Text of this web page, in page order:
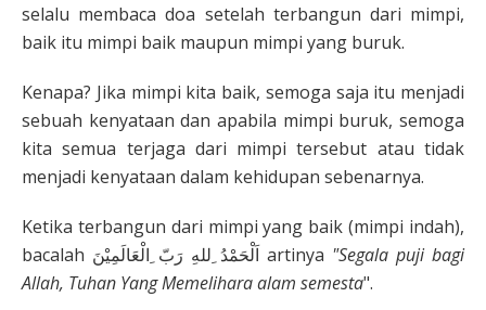
selalu membaca doa setelah terbangun dari mimpi,
baik itu mimpi baik maupun mimpi yang buruk.
Kenapa? Jika mimpi kita baik, semoga saja itu menjadi
sebuah kenyataan dan apabila mimpi buruk, semoga
kita semua terjaga dari mimpi tersebut atau tidak
menjadi kenyataan dalam kehidupan sebenarnya.
Ketika terbangun dari mimpi yang baik (mimpi indah),
bacalah اَلْحَمْدُ ِللهِ رَبّ ِالْعَالَمِيْنَ artinya "Segala puji bagi
Allah, Tuhan Yang Memelihara alam semesta".